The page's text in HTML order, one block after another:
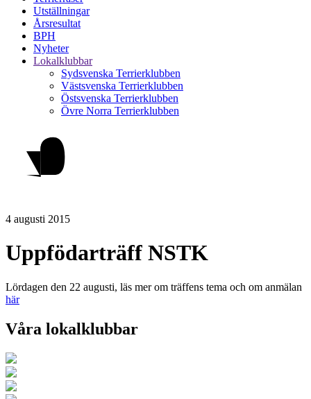
Utställningar
Årsresultat
BPH
Nyheter
Lokalklubbar
Sydsvenska Terrierklubben
Västsvenska Terrierklubben
Östsvenska Terrierklubben
Övre Norra Terrierklubben
4 augusti 2015
Uppfödarträff NSTK
Lördagen den 22 augusti, läs mer om träffens tema och om anmälan
här
Våra lokalklubbar